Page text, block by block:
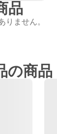
品
りません。
の商品